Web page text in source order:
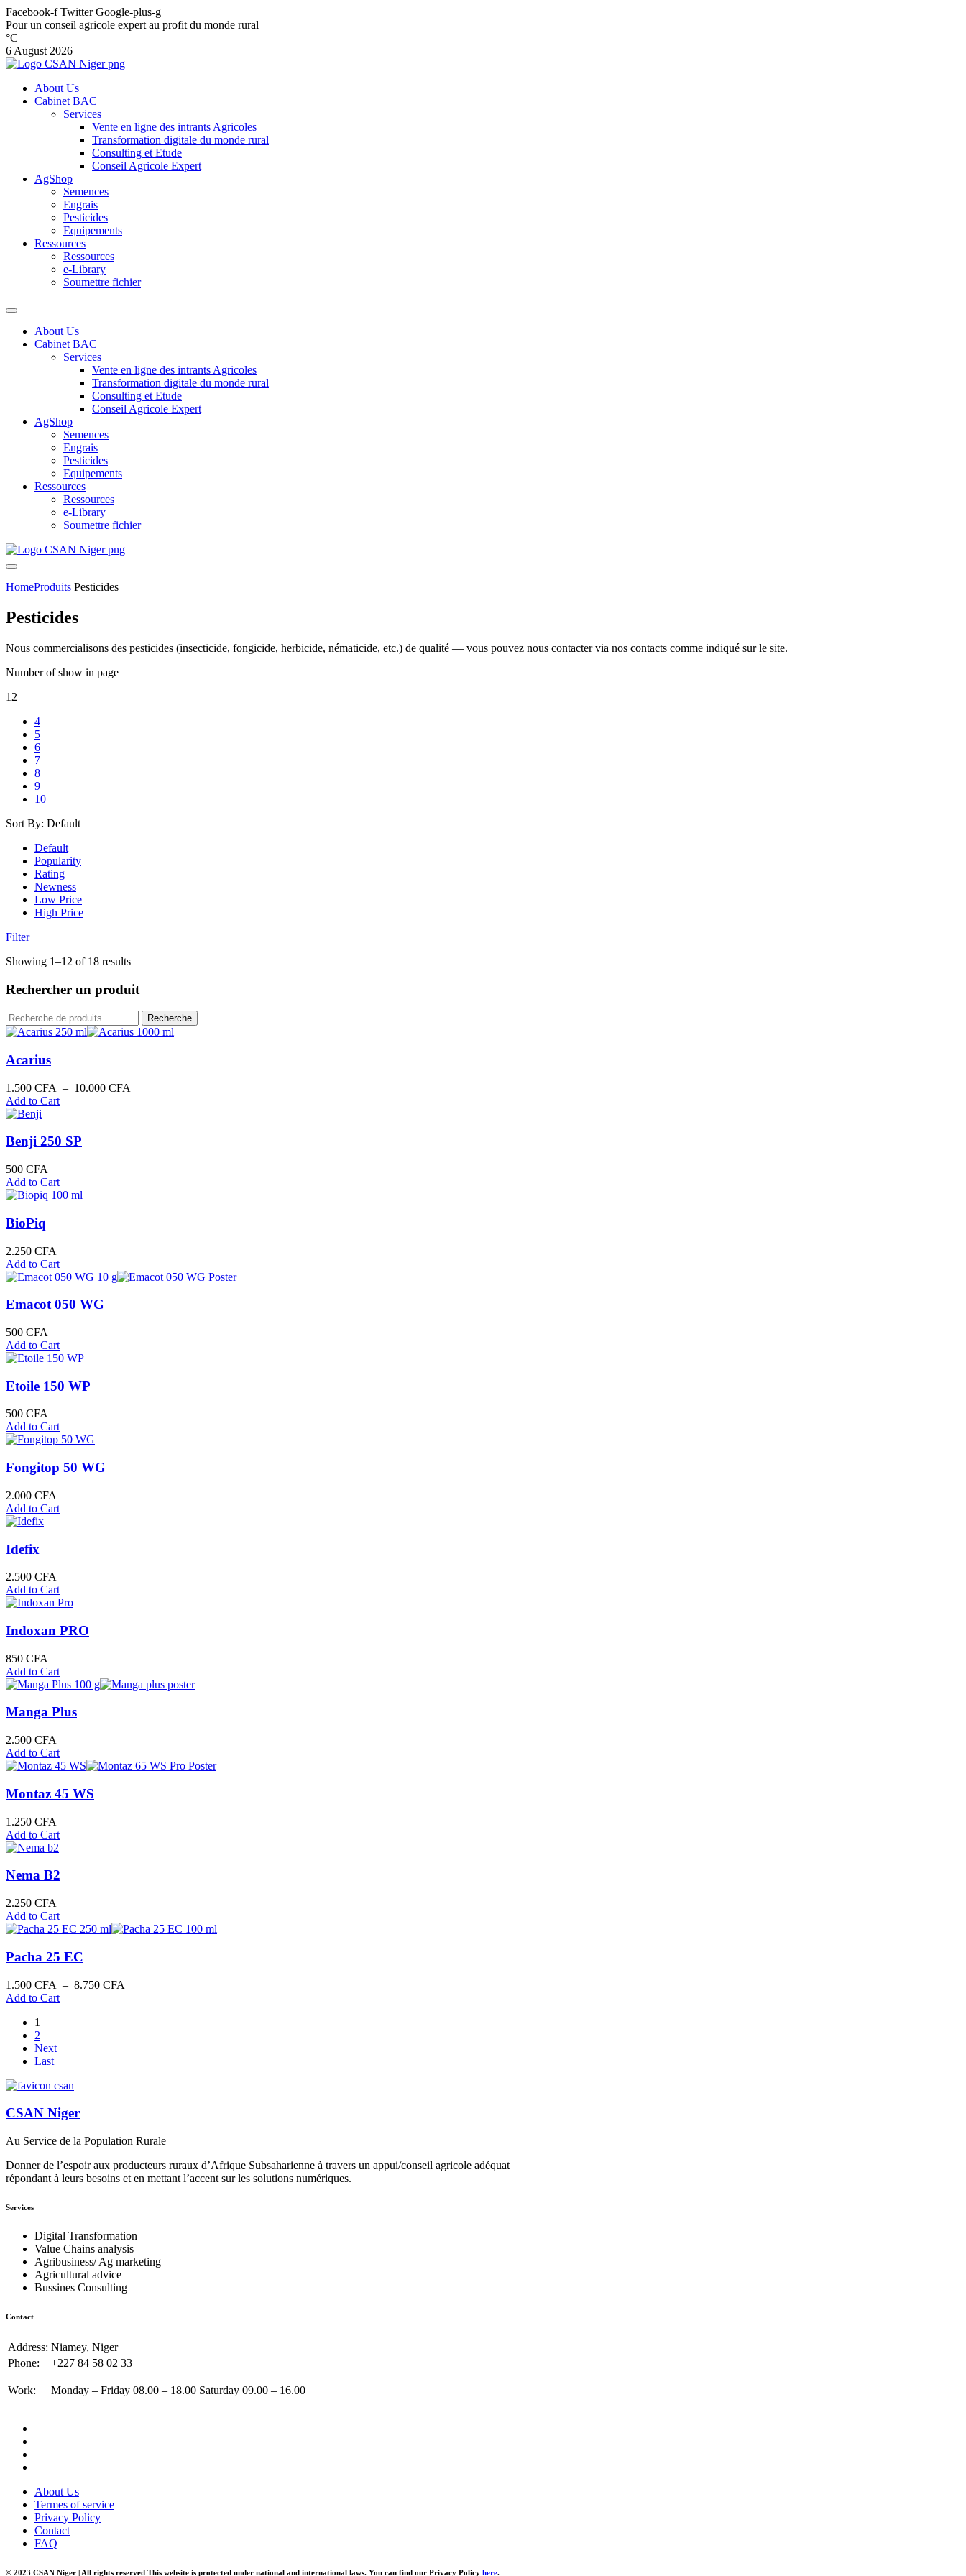
Facebook-f Twitter Google-plus-g
Pour un conseil agricole expert au profit du monde rural
°C
6 August 2026
About Us
Cabinet BAC
Services
Vente en ligne des intrants Agricoles
Transformation digitale du monde rural
Consulting et Etude
Conseil Agricole Expert
AgShop
Semences
Engrais
Pesticides
Equipements
Ressources
Ressources
e-Library
Soumettre fichier
About Us
Cabinet BAC
Services
Vente en ligne des intrants Agricoles
Transformation digitale du monde rural
Consulting et Etude
Conseil Agricole Expert
AgShop
Semences
Engrais
Pesticides
Equipements
Ressources
Ressources
e-Library
Soumettre fichier
HomeProduits Pesticides
Pesticides
Nous commercialisons des pesticides (insecticide, fongicide, herbicide, nématicide, etc.) de qualité — vous pouvez nous contacter via nos contacts comme indiqué sur le site.
Number of show in page
12
4
5
6
7
8
9
10
Sort By: Default
Default
Popularity
Rating
Newness
Low Price
High Price
Filter
Showing 1–12 of 18 results
Rechercher un produit
Recherche
pour :
Recherche
Acarius
1.500 CFA – 10.000 CFA
Add to Cart
Benji 250 SP
500 CFA
Add to Cart
BioPiq
2.250 CFA
Add to Cart
Emacot 050 WG
500 CFA
Add to Cart
Etoile 150 WP
500 CFA
Add to Cart
Fongitop 50 WG
2.000 CFA
Add to Cart
Idefix
2.500 CFA
Add to Cart
Indoxan PRO
850 CFA
Add to Cart
Manga Plus
2.500 CFA
Add to Cart
Montaz 45 WS
1.250 CFA
Add to Cart
Nema B2
2.250 CFA
Add to Cart
Pacha 25 EC
1.500 CFA – 8.750 CFA
Add to Cart
1
2
Next
Last
CSAN Niger
Au Service de la Population Rurale
Donner de l’espoir aux producteurs ruraux d’Afrique Subsaharienne à travers un appui/conseil agricole adéquat
répondant à leurs besoins et en mettant l’accent sur les solutions numériques.
Services
Digital Transformation
Value Chains analysis
Agribusiness/ Ag marketing
Agricultural advice
Bussines Consulting
Contact
Address: Niamey, Niger
Phone:
+227 84 58 02 33
Work: Monday – Friday 08.00 – 18.00 Saturday 09.00 – 16.00
About Us
Termes of service
Privacy Policy
Contact
FAQ
© 2023 CSAN Niger | All rights reserved This website is protected under national and international laws. You can find our Privacy Policy here.